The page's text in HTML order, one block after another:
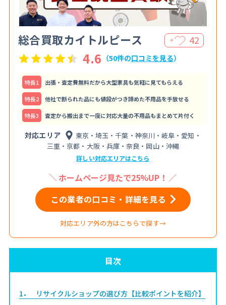
総合買取カイトルピース ＋ 42
4.6 （50件の口コミを見る）
特⻑1 出張・査定費無料だから大型家具も気軽に見てもらえる
特⻑2 他社で断られた品にも値段がつき諦めた不用品を手放せる
特⻑3 査定から搬出まで一度に対応大量の不用品もまとめて片付く
対応エリア
東京・埼玉・千葉・神奈川・岐阜・愛知・
三重・京都・大阪・兵庫・奈良・岡山・沖縄
詳しい対応エリアはこちら
ホームページ見たで25%UP！
この業者の口コミ・詳細を見る
対応エリア外の方はこちらで探す→
目次
1
リサイクルショップの選び方【比較ポイントを紹介】